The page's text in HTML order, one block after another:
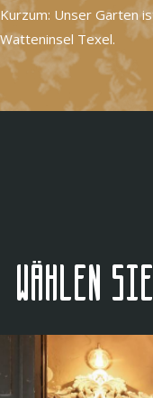
Kurzum: Unser Garten
Watteninsel Texel.
Wählen